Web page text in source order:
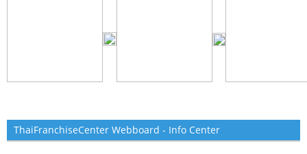
ThaiFranchiseCenter Webboard - Info Center